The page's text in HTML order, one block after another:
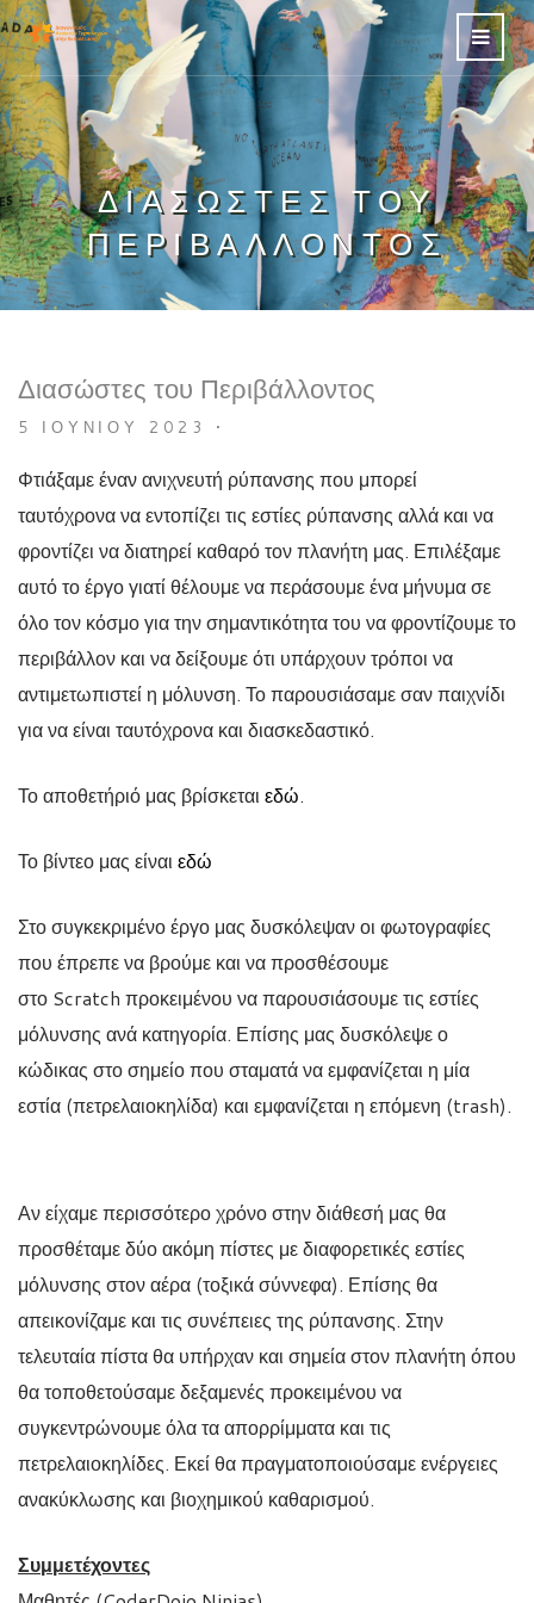
ΔΙΑΣΏΣΤΕΣ ΤΟΥ
ΠΕΡΙΒΆΛΛΟΝΤΟΣ
Διασώστες του Περιβάλλοντος
5 ΙΟΥΝΊΟΥ 2023 •
Φτιάξαμε έναν ανιχνευτή ρύπανσης που μπορεί
ταυτόχρονα να εντοπίζει τις εστίες ρύπανσης αλλά και να
φροντίζει να διατηρεί καθαρό τον πλανήτη μας. Επιλέξαμε
αυτό το έργο γιατί θέλουμε να περάσουμε ένα μήνυμα σε
όλο τον κόσμο για την σημαντικότητα του να φροντίζουμε το
περιβάλλον και να δείξουμε ότι υπάρχουν τρόποι να
αντιμετωπιστεί η μόλυνση. Το παρουσιάσαμε σαν παιχνίδι
για να είναι ταυτόχρονα και διασκεδαστικό.
Το αποθετήριό μας βρίσκεται εδώ.
Το βίντεο μας είναι εδώ
Στο συγκεκριμένο έργο μας δυσκόλεψαν οι φωτογραφίες
που έπρεπε να βρούμε και να προσθέσουμε
στο Scratch προκειμένου να παρουσιάσουμε τις εστίες
μόλυνσης ανά κατηγορία. Επίσης μας δυσκόλεψε ο
κώδικας στο σημείο που σταματά να εμφανίζεται η μία
εστία (πετρελαιοκηλίδα) και εμφανίζεται η επόμενη (trash).
Αν είχαμε περισσότερο χρόνο στην διάθεσή μας θα
προσθέταμε δύο ακόμη πίστες με διαφορετικές εστίες
μόλυνσης στον αέρα (τοξικά σύννεφα). Επίσης θα
απεικονίζαμε και τις συνέπειες της ρύπανσης. Στην
τελευταία πίστα θα υπήρχαν και σημεία στον πλανήτη όπου
θα τοποθετούσαμε δεξαμενές προκειμένου να
συγκεντρώνουμε όλα τα απορρίμματα και τις
πετρελαιοκηλίδες. Εκεί θα πραγματοποιούσαμε ενέργειες
ανακύκλωσης και βιοχημικού καθαρισμού.
Συμμετέχοντες